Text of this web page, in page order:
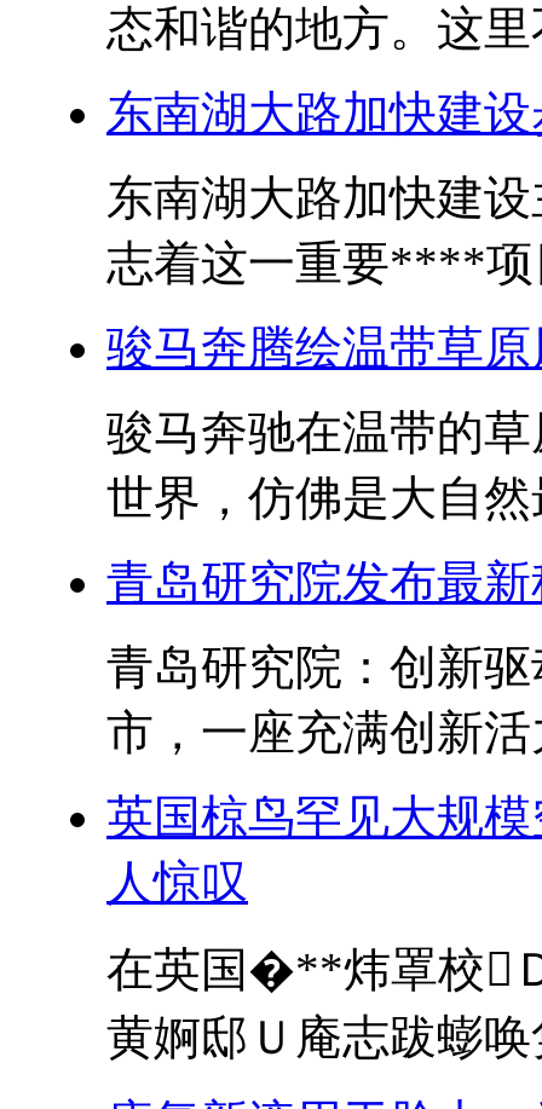
态和谐的地方。这
东南湖大路加快建
东南湖大路加快建
志着这一重要****项
骏马奔腾绘温带草
骏马奔驰在温带的
世界，仿佛是大自
青岛研究院发布最
青岛研究院：创新
市，一座充满创新
英国椋鸟罕见大规
人惊叹
在英国�**炜罩校
黄婀邸Ｕ庵志跋蟛